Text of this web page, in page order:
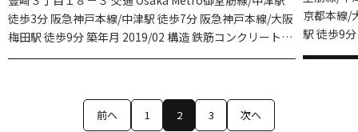
徒歩3分 阪急神戸本線/中津駅 徒歩7分 阪急神戸本線/大阪
梅田駅 徒歩9分 築年月 2019/02 構造 鉄筋コンクリート造
総階数 45階建て
京都本線/大阪梅田
駅 徒歩9
数 50階建
前へ 1 2 3 次へ